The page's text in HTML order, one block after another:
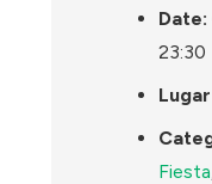
Date:
23:30
Fiesta